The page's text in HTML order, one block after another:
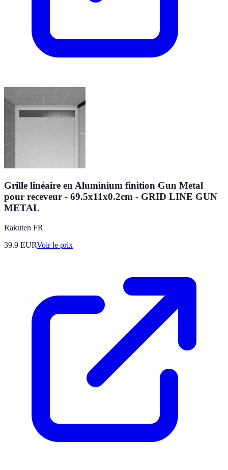
Grille linéaire en Aluminium finition Gun Metal
pour receveur - 69.5x11x0.2cm - GRID LINE GUN
METAL
Rakuten FR
39.9 EURVoir le prix